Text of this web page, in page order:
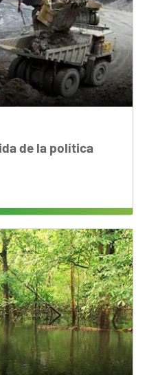
de la política